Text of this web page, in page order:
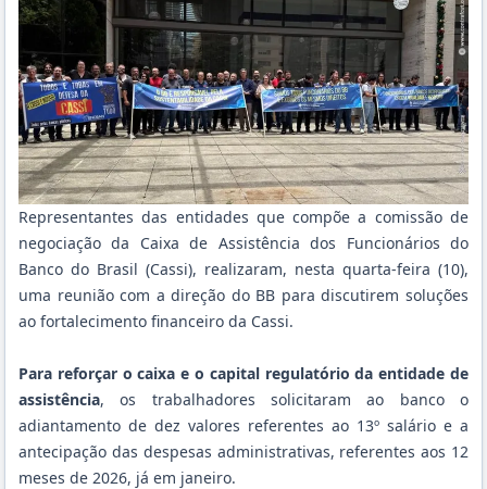
Representantes das entidades que compõe a comissão de
negociação da Caixa de Assistência dos Funcionários do
Banco do Brasil (Cassi), realizaram, nesta quarta-feira (10),
uma reunião com a direção do BB para discutirem soluções
ao fortalecimento financeiro da Cassi.
Para reforçar o caixa e o capital regulatório da entidade de
assistência, os trabalhadores solicitaram ao banco o
adiantamento de dez valores referentes ao 13º salário e a
antecipação das despesas administrativas, referentes aos 12
meses de 2026, já em janeiro.